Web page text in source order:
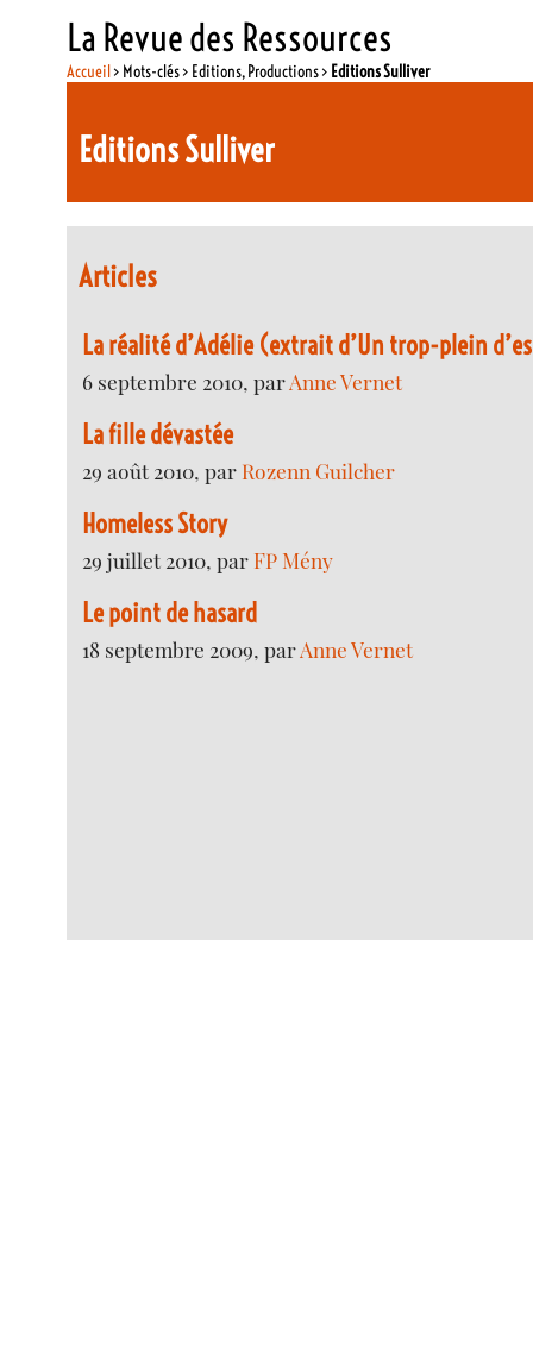
La Revue des Ressources
Accueil> Mots-clés > Editions, Productions > Editions Sulliver
Editions Sulliver
Articles
La réalité d’Adélie (extrait d’Un trop-plein
6 septembre 2010, parAnne Vernet
La fille dévastée
29 août 2010, par Rozenn Guilcher
Homeless Story
29 juillet 2010, parFP Mény
Le point de hasard
18 septembre 2009, parAnne Vernet